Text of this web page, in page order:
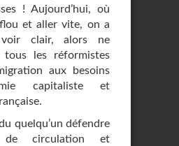
! Aujourd’hui, où
et aller vite, on a
voir clair, alors ne
tous les réformistes
aux besoins
capitaliste et
quelqu’un défendre
circulation et